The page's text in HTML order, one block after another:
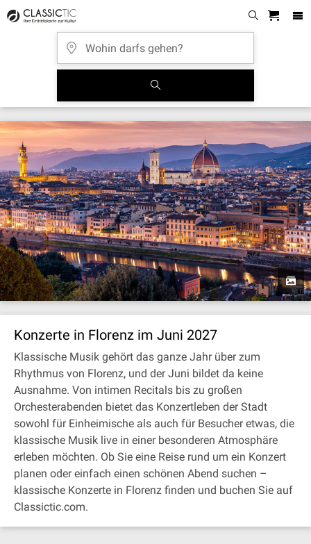
Konzerte in Florenz im Juni 2027
Klassische Musik gehört das ganze Jahr über zum
Rhythmus von Florenz, und der Juni bildet da keine
Ausnahme. Von intimen Recitals bis zu großen
Orchesterabenden bietet das Konzertleben der Stadt
sowohl für Einheimische als auch für Besucher etwas, die
klassische Musik live in einer besonderen Atmosphäre
erleben möchten. Ob Sie eine Reise rund um ein Konzert
planen oder einfach einen schönen Abend suchen –
klassische Konzerte in Florenz finden und buchen Sie auf
Classictic.com.